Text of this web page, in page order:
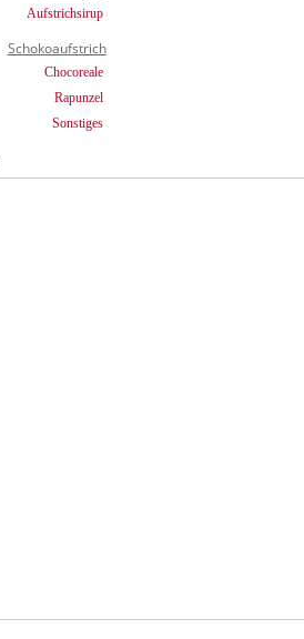
Aufstrichsirup
Schokoaufstrich
Chocoreale
Rapunzel
Sonstiges